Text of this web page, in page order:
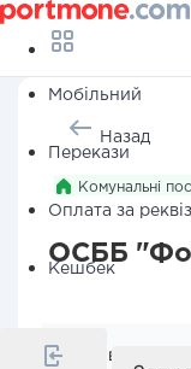
Мобільний
Перекази
Оплата за
Кешбек
Назад
Комунальні
ОСББ
Реквізити